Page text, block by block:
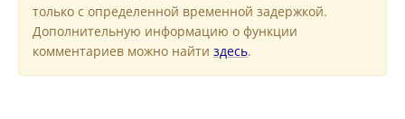
только с определенной временной задержкой.
Дополнительную информацию о функции
комментариев можно найти здесь.